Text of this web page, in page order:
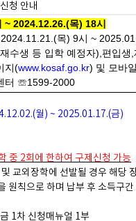
청 안내
2024.12.26.(목) 18시
목) 9시 ~
수생 등 입학 예정자),편입생
지(www.kosaf.go.kr) 및 모바
터 ☏1599-2000
월) ~ 2025.01.17.(금)
중 2회에 한하여 구제신청 가능
교외장학에 선발될 경우 해당
원칙으로 하며 납부 후 소득구
1차 신청매뉴얼 1부